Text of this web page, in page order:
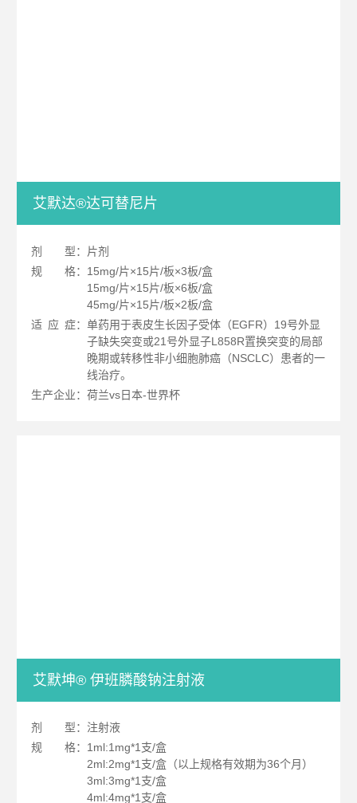
艾默达®达可替尼片
剂
型：片剂
规
格：15mg/片×15片/板×3板/盒
15mg/片×15片/板×6板/盒
45mg/片×15片/板×2板/盒
适 应 症：单药用于表皮生长因子受体（EGFR）19号外显
子缺失突变或21号外显子L858R置换突变的局部
晚期或转移性非小细胞肺癌（NSCLC）患者的一
线治疗。
生产企业：荷兰vs日本-世界杯
艾默坤® 伊班膦酸钠注射液
剂
型：注射液
规
格：1ml:1mg*1支/盒
2ml:2mg*1支/盒（以上规格有效期为36个月）
3ml:3mg*1支/盒
4ml:4mg*1支/盒